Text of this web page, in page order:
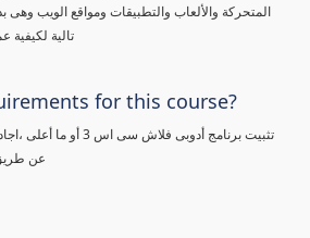
المتحركة والألعاب والتطبيقات ومواقع الويب وهى
تالية لكيفية
for this course?
تثبيت برنامج أدوبى فلاش